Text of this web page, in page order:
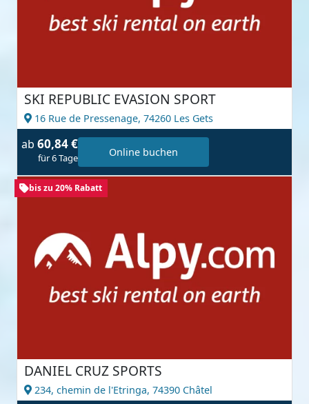
SKI REPUBLIC EVASION SPORT
16 Rue de Pressenage, 74260 Les Gets
ab 60,84 €
für 6 Tage Online buchen
bis zu 20% Rabatt
DANIEL CRUZ SPORTS
234, chemin de l'Etringa, 74390 Châtel